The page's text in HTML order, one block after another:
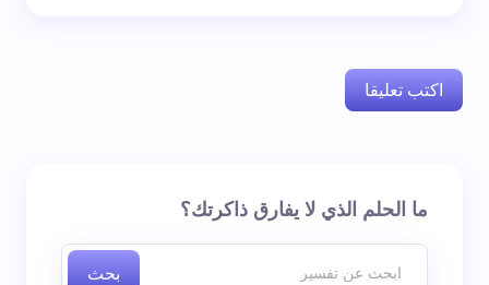
اكتب تعليقا
لن يتم نشر عنوان بريدك الإلكتروني. الحقول الإلزامية مشارما الحلم الذي لا يفارق ذاكرتك؟
بحث